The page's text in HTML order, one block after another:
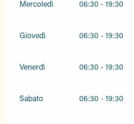
Mercoledì 06:30 - 19:30
Giovedì 06:30 - 19:30
Venerdì 06:30 - 19:30
Sabato 06:30 - 19:30